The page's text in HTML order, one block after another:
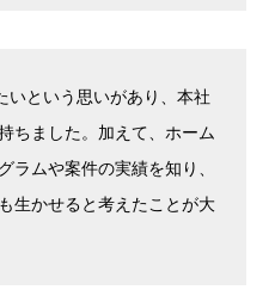
いという思いがあり、本社
ちました。加えて、ホーム
ムや案件の実績を知り、
生かせると考えたことが大